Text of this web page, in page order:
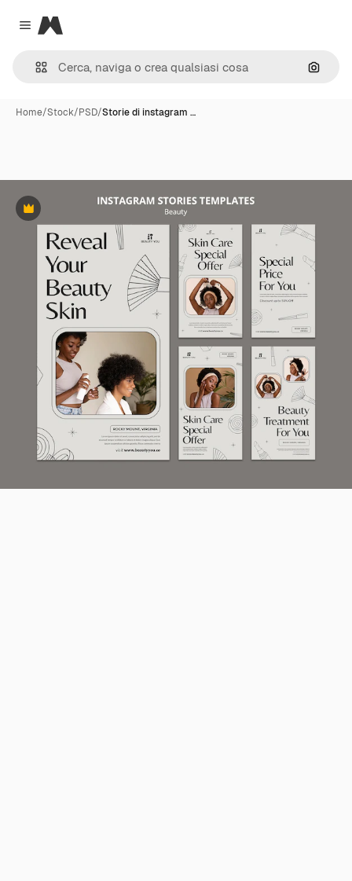
Close menu
Magnific
Cerca
Home/Stock/PSD/Storie di instagram …
Premium